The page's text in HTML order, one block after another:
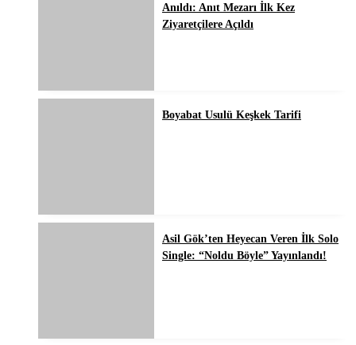
Anıldı: Anıt Mezarı İlk Kez
Ziyaretçilere Açıldı
Boyabat Usulü Keşkek Tarifi
Asil Gök’ten Heyecan Veren İlk Solo
Single: “Noldu Böyle” Yayınlandı!